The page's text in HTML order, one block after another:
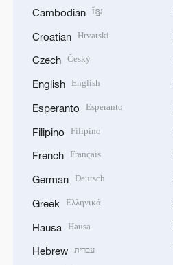
Cambodian ខ្មែរ
Croatian Hrvatski
Czech Český
English English
Esperanto Esperanto
Filipino Filipino
French Français
German Deutsch
Greek Ελληνικά
Hausa Hausa
Hebrew עברית